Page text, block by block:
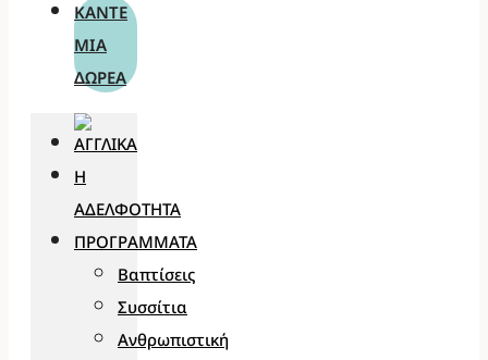
ΚΆΝΤΕ
ΜΊΑ
ΔΩΡΕΆ
Η
ΑΔΕΛΦΌΤΗΤΑ
ΠΡΟΓΡΆΜΜΑΤΑ
Βαπτίσεις
Συσσίτια
Ανθρωπιστική